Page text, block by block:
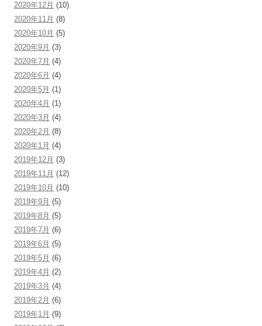
2020年12月 (10)
2020年11月 (8)
2020年10月 (5)
2020年9月 (3)
2020年7月 (4)
2020年6月 (4)
2020年5月 (1)
2020年4月 (1)
2020年3月 (4)
2020年2月 (8)
2020年1月 (4)
2019年12月 (3)
2019年11月 (12)
2019年10月 (10)
2019年9月 (5)
2019年8月 (5)
2019年7月 (6)
2019年6月 (5)
2019年5月 (6)
2019年4月 (2)
2019年3月 (4)
2019年2月 (6)
2019年1月 (9)